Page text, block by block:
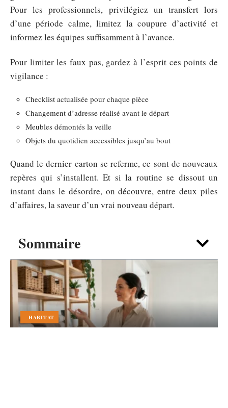
Sommaire
HABITAT
Pour les professionnels, privilégiez un transfert lors
d’une période calme, limitez la coupure d’activité et
informez les équipes suffisamment à l’avance.
Pour limiter les faux pas, gardez à l’esprit ces points de
vigilance :
Checklist actualisée pour chaque pièce
Changement d’adresse réalisé avant le départ
Meubles démontés la veille
Objets du quotidien accessibles jusqu’au bout
Quand le dernier carton se referme, ce sont de nouveaux
repères qui s’installent. Et si la routine se dissout un
instant dans le désordre, on découvre, entre deux piles
d’affaires, la saveur d’un vrai nouveau départ.